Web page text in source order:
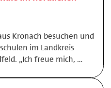
Kronach besuchen und
im Landkreis
„Ich freue mich, …